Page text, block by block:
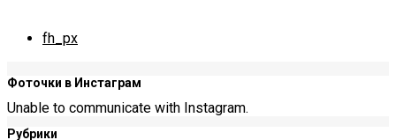
fh_px
Фоточки в Инстаграм
Unable to communicate with Instagram.
Рубрики